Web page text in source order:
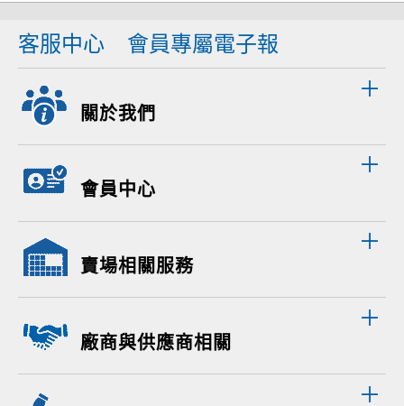
客服中心 會員專屬電子報
關於我們
會員中心
賣場相關服務
廠商與供應商相關